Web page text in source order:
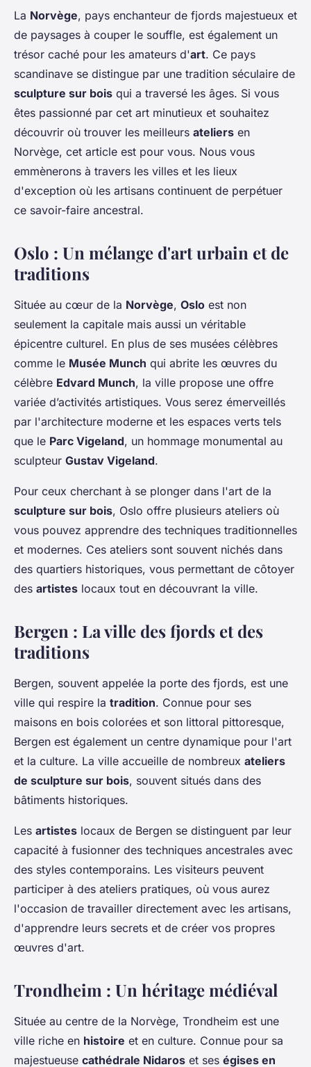
Où trouver des ateliers de
sculpture sur bois en Norvège?
Sandro•25 juin 2024•3 min de lecture
La Norvège, pays enchanteur de fjords majestueux et
de paysages à couper le souffle, est également un
trésor caché pour les amateurs d'art. Ce pays
scandinave se distingue par une tradition séculaire de
sculpture sur bois qui a traversé les âges. Si vous
êtes passionné par cet art minutieux et souhaitez
découvrir où trouver les meilleurs ateliers en
Norvège, cet article est pour vous. Nous vous
emmènerons à travers les villes et les lieux
d'exception où les artisans continuent de perpétuer
ce savoir-faire ancestral.
Oslo : Un mélange d'art urbain et de
traditions
Située au cœur de la Norvège, Oslo est non
seulement la capitale mais aussi un véritable
épicentre culturel. En plus de ses musées célèbres
comme le Musée Munch qui abrite les œuvres du
célèbre Edvard Munch, la ville propose une offre
variée d’activités artistiques. Vous serez émerveillés
par l'architecture moderne et les espaces verts tels
que le Parc Vigeland, un hommage monumental au
sculpteur Gustav Vigeland.
Pour ceux cherchant à se plonger dans l'art de la
sculpture sur bois, Oslo offre plusieurs ateliers où
vous pouvez apprendre des techniques traditionnelles
et modernes. Ces ateliers sont souvent nichés dans
des quartiers historiques, vous permettant de côtoyer
des artistes locaux tout en découvrant la ville.
Bergen : La ville des fjords et des
traditions
Bergen, souvent appelée la porte des fjords, est une
ville qui respire la tradition. Connue pour ses
maisons en bois colorées et son littoral pittoresque,
Bergen est également un centre dynamique pour l'art
et la culture. La ville accueille de nombreux ateliers
de sculpture sur bois, souvent situés dans des
bâtiments historiques.
Les artistes locaux de Bergen se distinguent par leur
capacité à fusionner des techniques ancestrales avec
des styles contemporains. Les visiteurs peuvent
participer à des ateliers pratiques, où vous aurez
l'occasion de travailler directement avec les artisans,
d'apprendre leurs secrets et de créer vos propres
œuvres d'art.
Trondheim : Un héritage médiéval
Située au centre de la Norvège, Trondheim est une
ville riche en histoire et en culture. Connue pour sa
majestueuse cathédrale Nidaros et ses égises en